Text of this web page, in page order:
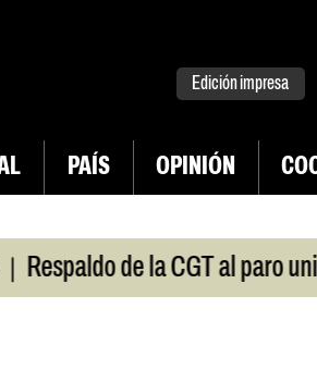
Edición impresa
PAÍS OPINIÓN
de la CGT al paro